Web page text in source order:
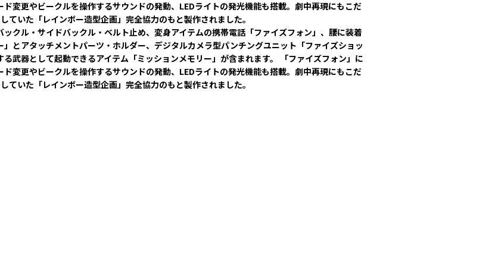
変更やビークルを操作するサウンドの発動、LEDライトの発光機能も搭載。劇中再現にもこだ
ていた「レインボー造型企画」完全協力のもと製作されました。
ックル・サイドバックル・ベルト止め、変身アイテムの携帯電話「ファイズフォン」、腰に装着
とアタッチメントパーツ・ホルダー、デジタルカメラ型パンチングユニット「ファイズショッ
武器として起動できるアイテム「ミッションメモリー」が含まれます。 「ファイズフォン」に
変更やビークルを操作するサウンドの発動、LEDライトの発光機能も搭載。劇中再現にもこだ
ていた「レインボー造型企画」完全協力のもと製作されました。